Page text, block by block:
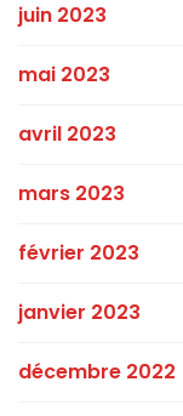
juin 2023
mai 2023
avril 2023
mars 2023
février 2023
janvier 2023
décembre 2022